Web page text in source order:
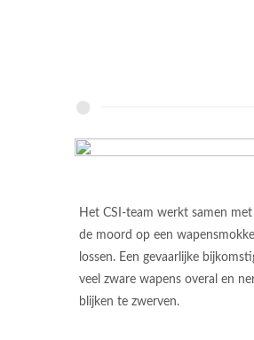
Het CSI-team werkt samen
de moord op een
lossen. Een gevaarlijke
veel zware wapens overal en
blijken te zwerven.